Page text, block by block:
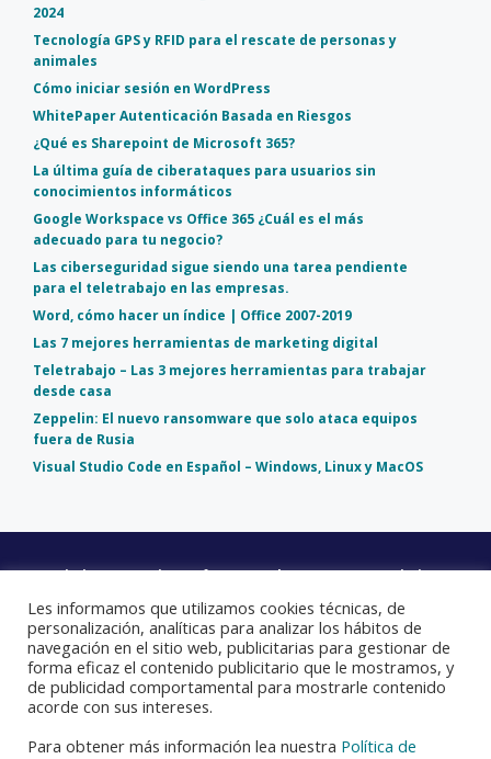
2024
Tecnología GPS y RFID para el rescate de personas y
animales
Cómo iniciar sesión en WordPress
WhitePaper Autenticación Basada en Riesgos
¿Qué es Sharepoint de Microsoft 365?
La última guía de ciberataques para usuarios sin
conocimientos informáticos
Google Workspace vs Office 365 ¿Cuál es el más
adecuado para tu negocio?
Las ciberseguridad sigue siendo una tarea pendiente
para el teletrabajo en las empresas.
Word, cómo hacer un índice | Office 2007-2019
Las 7 mejores herramientas de marketing digital
Teletrabajo – Las 3 mejores herramientas para trabajar
desde casa
Zeppelin: El nuevo ransomware que solo ataca equipos
fuera de Rusia
Visual Studio Code en Español – Windows, Linux y MacOS
Mantenimiento
Madrid
Microsoft
Empresas
Google
para
Empresas.
Mantenimiento
Les informamos que utilizamos cookies técnicas, de
personalización, analíticas para analizar los hábitos de
navegación en el sitio web, publicitarias para gestionar de
forma eficaz el contenido publicitario que le mostramos, y
de publicidad comportamental para mostrarle contenido
acorde con sus intereses.
Para obtener más información lea nuestra Política de